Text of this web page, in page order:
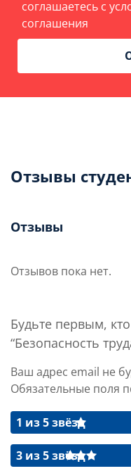
соглашаетесь с
соглашения
Отзывы
Отзывы
Отзывов пока нет.
Будьте первым,
“Безопасность
Ваш адрес email не
Обязательные поля
1 из 5 звёзд
3 из 5 звёзд